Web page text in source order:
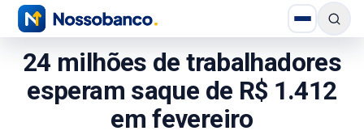
24 milhões de trabalhadores
esperam saque de R$ 1.412
em fevereiro